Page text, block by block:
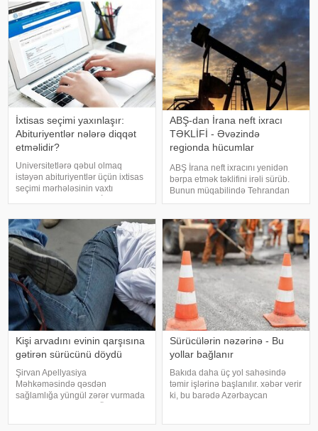
veri
İxtisas seçimi yaxınlaşır:
Abituriyentlər nələrə diqqət
etməlidir?
Universitetlərə qəbul olmaq
istəyən abituriyentlər üçün ixtisas
seçimi mərhələsinin vaxtı
12–19 avqust tarixlərində
keçiriləcəyini açıqlayıb. Bu il
seçim proses
ABŞ-dan İrana neft ixracı
TƏKLİFİ - Əvəzində
regionda hücumlar
dayandırılmalıdır
ABŞ İrana neft ixracını yenidən
bərpa etmək təklifini irəli sürüb.
Bunun müqabilində Tehrandan
regionda hücumları dayandırmaq
verir ki, Associated Press
agentliyinin regional rəsmiyə
istinadə
Kişi arvadını evinin qarşısına
gətirən sürücünü döydü
Şirvan Apellyasiya
Məhkəməsində qəsdən
sağlamlığa yüngül zərər vurmada
Sürücülərin nəzərinə - Bu
yollar bağlanır
Bakıda daha üç yol sahəsində
təmir işlərinə başlanılır. xəbər verir
ki, bu barədə Azərbaycan